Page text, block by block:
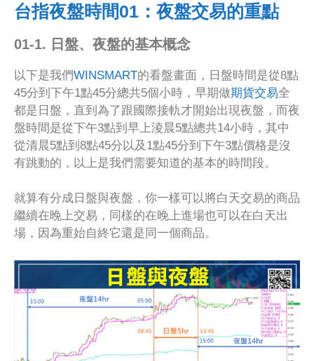
台指夜盤時間01：夜盤交易的重點
01-1. 日盤、夜盤的基本概念
以下是我們WINSMART的看盤畫面，日盤時間是從8點
45分到下午1點45分總共5個小時，早期做期貨交易全
都是日盤，直到為了跟國際接軌才開始出現夜盤，而夜
盤時間是從下午3點到早上淩晨5點總共14小時，其中
從清晨5點到8點45分以及1點45分到下午3點價格是沒
有跳動的，以上是我們需要知道的基本的時間段。
就算有分成日盤與夜盤，你一樣可以將白天交易的商品
繼續在晚上交易，同樣的在晚上進場也可以在白天出
場，因為重始自終它還是同一個商品。